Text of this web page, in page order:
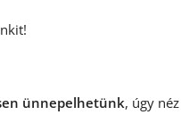
ünnepelhetünk, úgy